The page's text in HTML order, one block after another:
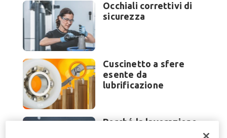
Occhiali correttivi di
sicurezza
Cuscinetto a sfere
esente da
lubrificazione
Perché la lavorazione